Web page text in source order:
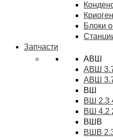
Блоки
Запчасти
АВШ
АВШ
АВШ
ВШ
ВШ 2.3
ВШ 4.2
ВШВ
ВШВ